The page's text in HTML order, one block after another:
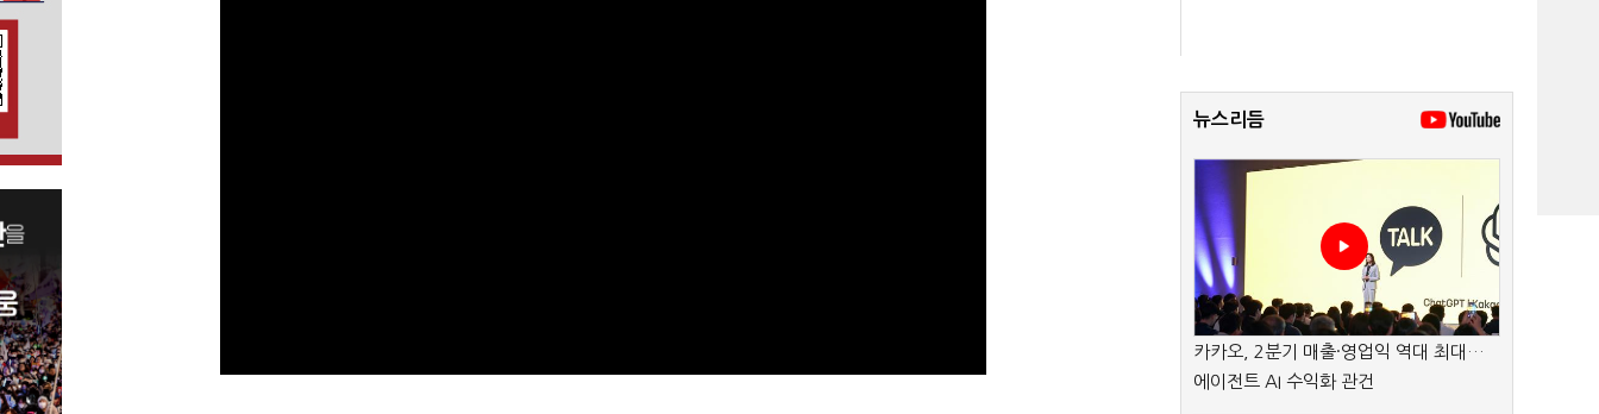
뉴스리듬
카카오, 2분기 매출·영업익 역대 최대…
에이전트 AI 수익화 관건